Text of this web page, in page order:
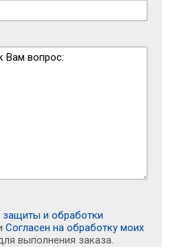
защиты и обработки
Согласен на обработку моих
выполнения заказа.